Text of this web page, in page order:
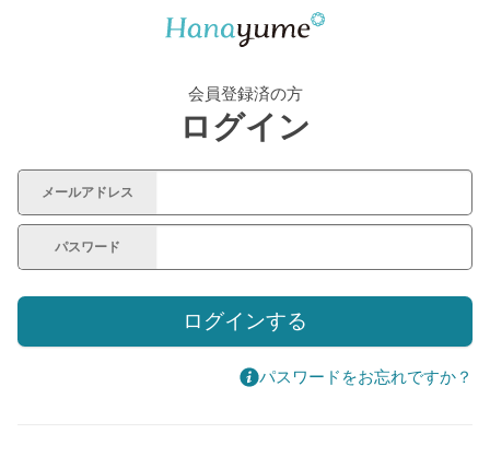
会員登録済の方
ログイン
メールアドレス
パスワード
ログインする
パスワードをお忘れですか？